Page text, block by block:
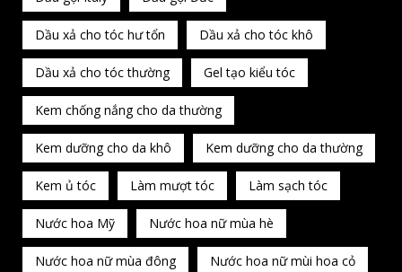
Dầu xả cho tóc hư tổn Dầu xả cho tóc khô
Dầu xả cho tóc thường Gel tạo kiểu tóc
Kem chống nắng cho da thường
Kem dưỡng cho da khô Kem dưỡng cho da thường
Kem ủ tóc Làm mượt tóc Làm sạch tóc
Nước hoa Mỹ Nước hoa nữ mùa hè
Nước hoa nữ mùa đông Nước hoa nữ mùi hoa cỏ